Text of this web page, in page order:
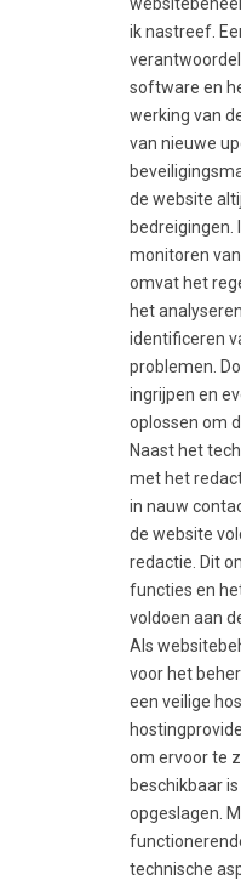
ik nastreef.
software en
werking van
van nieuwe
de website
bedreigingen.
monitoren
omvat het
het
identificeren
problemen.
ingrijpen en
oplossen om
Naast het
met het
in nauw
de website
redactie. Dit
functies en
voldoen aan
Als
voor het
een veilige
om ervoor te
beschikbaar
opgeslagen.
technische